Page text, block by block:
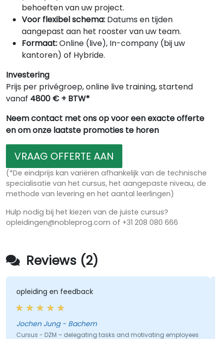
behoeften van uw project.
Voor flexibel schema: Datums en tijden
aangepast aan het rooster van uw team.
Formaat:Online (live), In-company (bij uw
kantoren) of Hybride.
Investering
Prijs per privégroep, online live training, startend
vanaf 4800 € + BTW*
Neem contact met ons op voor een exacte offerte
en om onze laatste promoties te horen
VRAAG OFFERTE AAN
(*De eindprijs kan variëren afhankelijk van de technische
specialisatie van het cursus, het aangepaste niveau, de
methode van levering en het aantal leerlingen)
Hulp nodig bij het kiezen van de juiste cursus?
opleidingen@nobleprog.com of +31 208 080 666
Reviews (2)
opleiding en feedback
Jochen Jung - Bachem
Cursus - DZM – delegating tasks and motivating employees